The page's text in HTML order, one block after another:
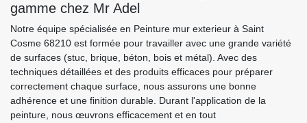
gamme chez Mr Adel
Notre équipe spécialisée en Peinture mur exterieur à Saint
Cosme 68210 est formée pour travailler avec une grande variété
de surfaces (stuc, brique, béton, bois et métal). Avec des
techniques détaillées et des produits efficaces pour préparer
correctement chaque surface, nous assurons une bonne
adhérence et une finition durable. Durant l'application de la
peinture, nous œuvrons efficacement et en tout